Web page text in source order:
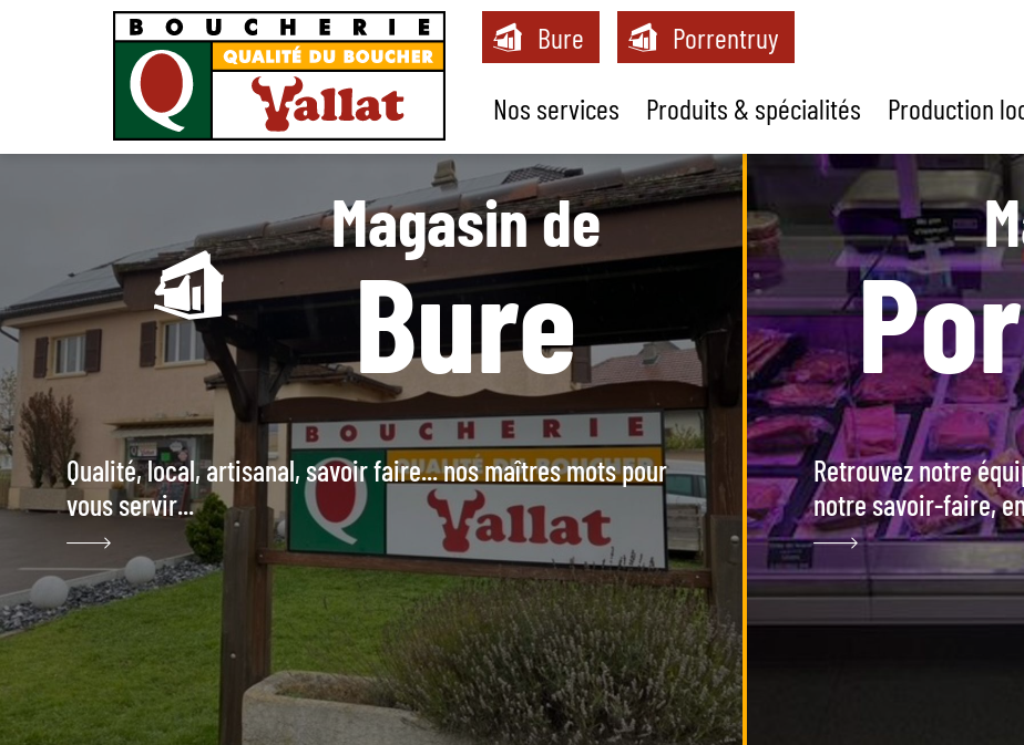
Bure Porrentruy
Nos services Produits & spécialités Production
Magasin de
Bure
Qualité, local, artisanal, savoir faire... nos maîtres mots pour
vous servir...
Retrouvez notre
notre savoir-faire,